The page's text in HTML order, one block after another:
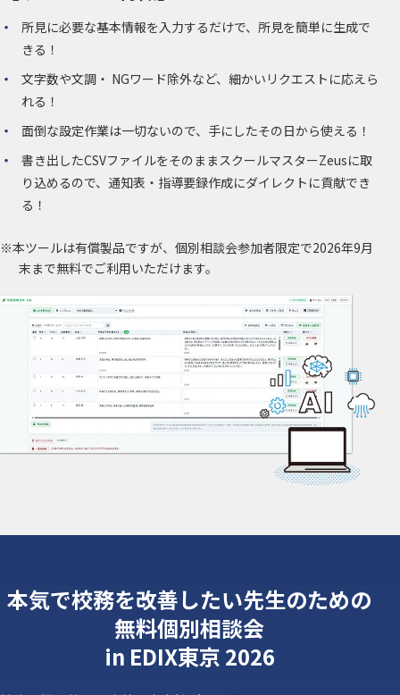
所見に必要な基本情報を入力するだけで、所見を簡単に生成で
きる！
文字数や文調・ NGワード除外など、細かいリクエストに応えら
れる！
面倒な設定作業は一切ないので、手にしたその日から使える！
書き出したCSVファイルをそのままスクールマスターZeusに取
り込めるので、通知表・指導要録作成にダイレクトに貢献でき
る！
※本ツールは有償製品ですが、個別相談会参加者限定で2026年9月
末まで無料でご利用いただけます。
本気で校務を改善したい先生のための
無料個別相談会
in EDIX東京 2026